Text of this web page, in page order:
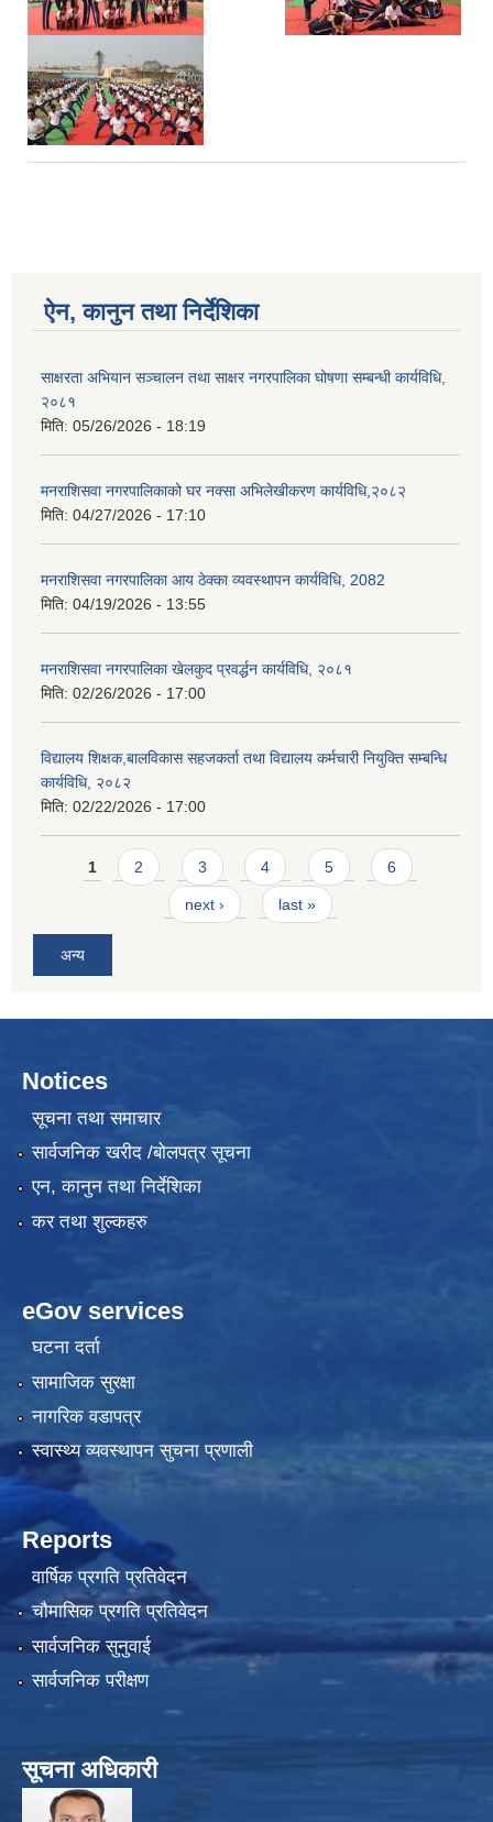
ऐन, कानुन तथा निर्देशिका
साक्षरता अभियान सञ्चालन तथा साक्षर नगरपालिका घोषणा सम्बन्धी कार्यविधि,
२०८१
मिति: 05/26/2026 - 18:19
मनराशिसवा नगरपालिकाको घर नक्सा अभिलेखीकरण कार्यविधि,२०८२
मिति: 04/27/2026 - 17:10
मनराशिसवा नगरपालिका आय ठेक्का व्यवस्थापन कार्यविधि, 2082
मिति: 04/19/2026 - 13:55
मनराशिसवा नगरपालिका खेलकुद प्रवर्द्धन कार्यविधि, २०८१
मिति: 02/26/2026 - 17:00
विद्यालय शिक्षक,बालविकास सहजकर्ता तथा विद्यालय कर्मचारी नियुक्ति सम्बन्धि
कार्यविधि, २०८२
मिति: 02/22/2026 - 17:00
Pages
1 2 3 4 5 6
next › last »
अन्य
Notices
सूचना तथा समाचार
सार्वजनिक खरीद /बोलपत्र सूचना
एन, कानुन तथा निर्देशिका
कर तथा शुल्कहरु
eGov services
घटना दर्ता
सामाजिक सुरक्षा
नागरिक वडापत्र
स्वास्थ्य व्यवस्थापन सुचना प्रणाली
Reports
वार्षिक प्रगति प्रतिवेदन
चौमासिक प्रगति प्रतिवेदन
सार्वजनिक सुनुवाई
सार्वजनिक परीक्षण
सूचना अधिकारी